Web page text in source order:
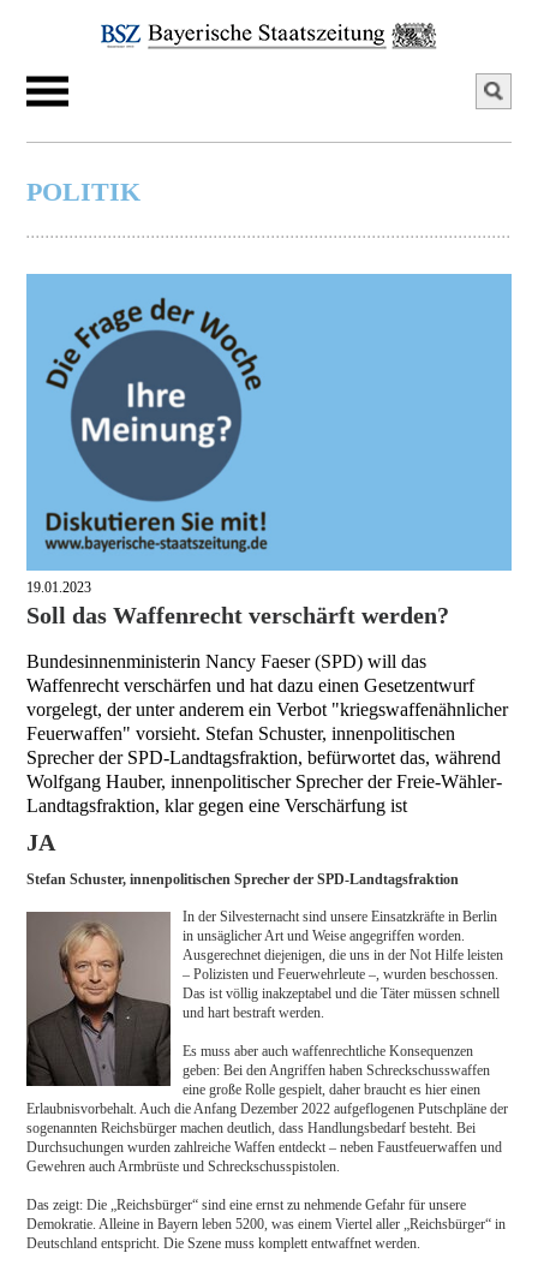
POLITIK
19.01.2023
Soll das Waffenrecht verschärft werden?
Bundesinnenministerin Nancy Faeser (SPD) will das
Waffenrecht verschärfen und hat dazu einen Gesetzentwurf
vorgelegt, der unter anderem ein Verbot "kriegswaffenähnlicher
Feuerwaffen" vorsieht. Stefan Schuster, innenpolitischen
Sprecher der SPD-Landtagsfraktion, befürwortet das, während
Wolfgang Hauber, innenpolitischer Sprecher der Freie-Wähler-
Landtagsfraktion, klar gegen eine Verschärfung ist
JA
Stefan Schuster, innenpolitischen Sprecher der SPD-Landtagsfraktion
In der Silvesternacht sind unsere Einsatzkräfte in Berlin
in unsäglicher Art und Weise angegriffen worden.
Ausgerechnet diejenigen, die uns in der Not Hilfe leisten
– Polizisten und Feuerwehrleute –, wurden beschossen.
Das ist völlig inakzeptabel und die Täter müssen schnell
und hart bestraft werden.
Es muss aber auch waffenrechtliche Konsequenzen
geben: Bei den Angriffen haben Schreckschusswaffen
eine große Rolle gespielt, daher braucht es hier einen
Erlaubnisvorbehalt. Auch die Anfang Dezember 2022 aufgeflogenen Putschpläne der
sogenannten Reichsbürger machen deutlich, dass Handlungsbedarf besteht. Bei
Durchsuchungen wurden zahlreiche Waffen entdeckt – neben Faustfeuerwaffen und
Gewehren auch Armbrüste und Schreckschusspistolen.
Das zeigt: Die „Reichsbürger“ sind eine ernst zu nehmende Gefahr für unsere
Demokratie. Alleine in Bayern leben 5200, was einem Viertel aller „Reichsbürger“ in
Deutschland entspricht. Die Szene muss komplett entwaffnet werden.